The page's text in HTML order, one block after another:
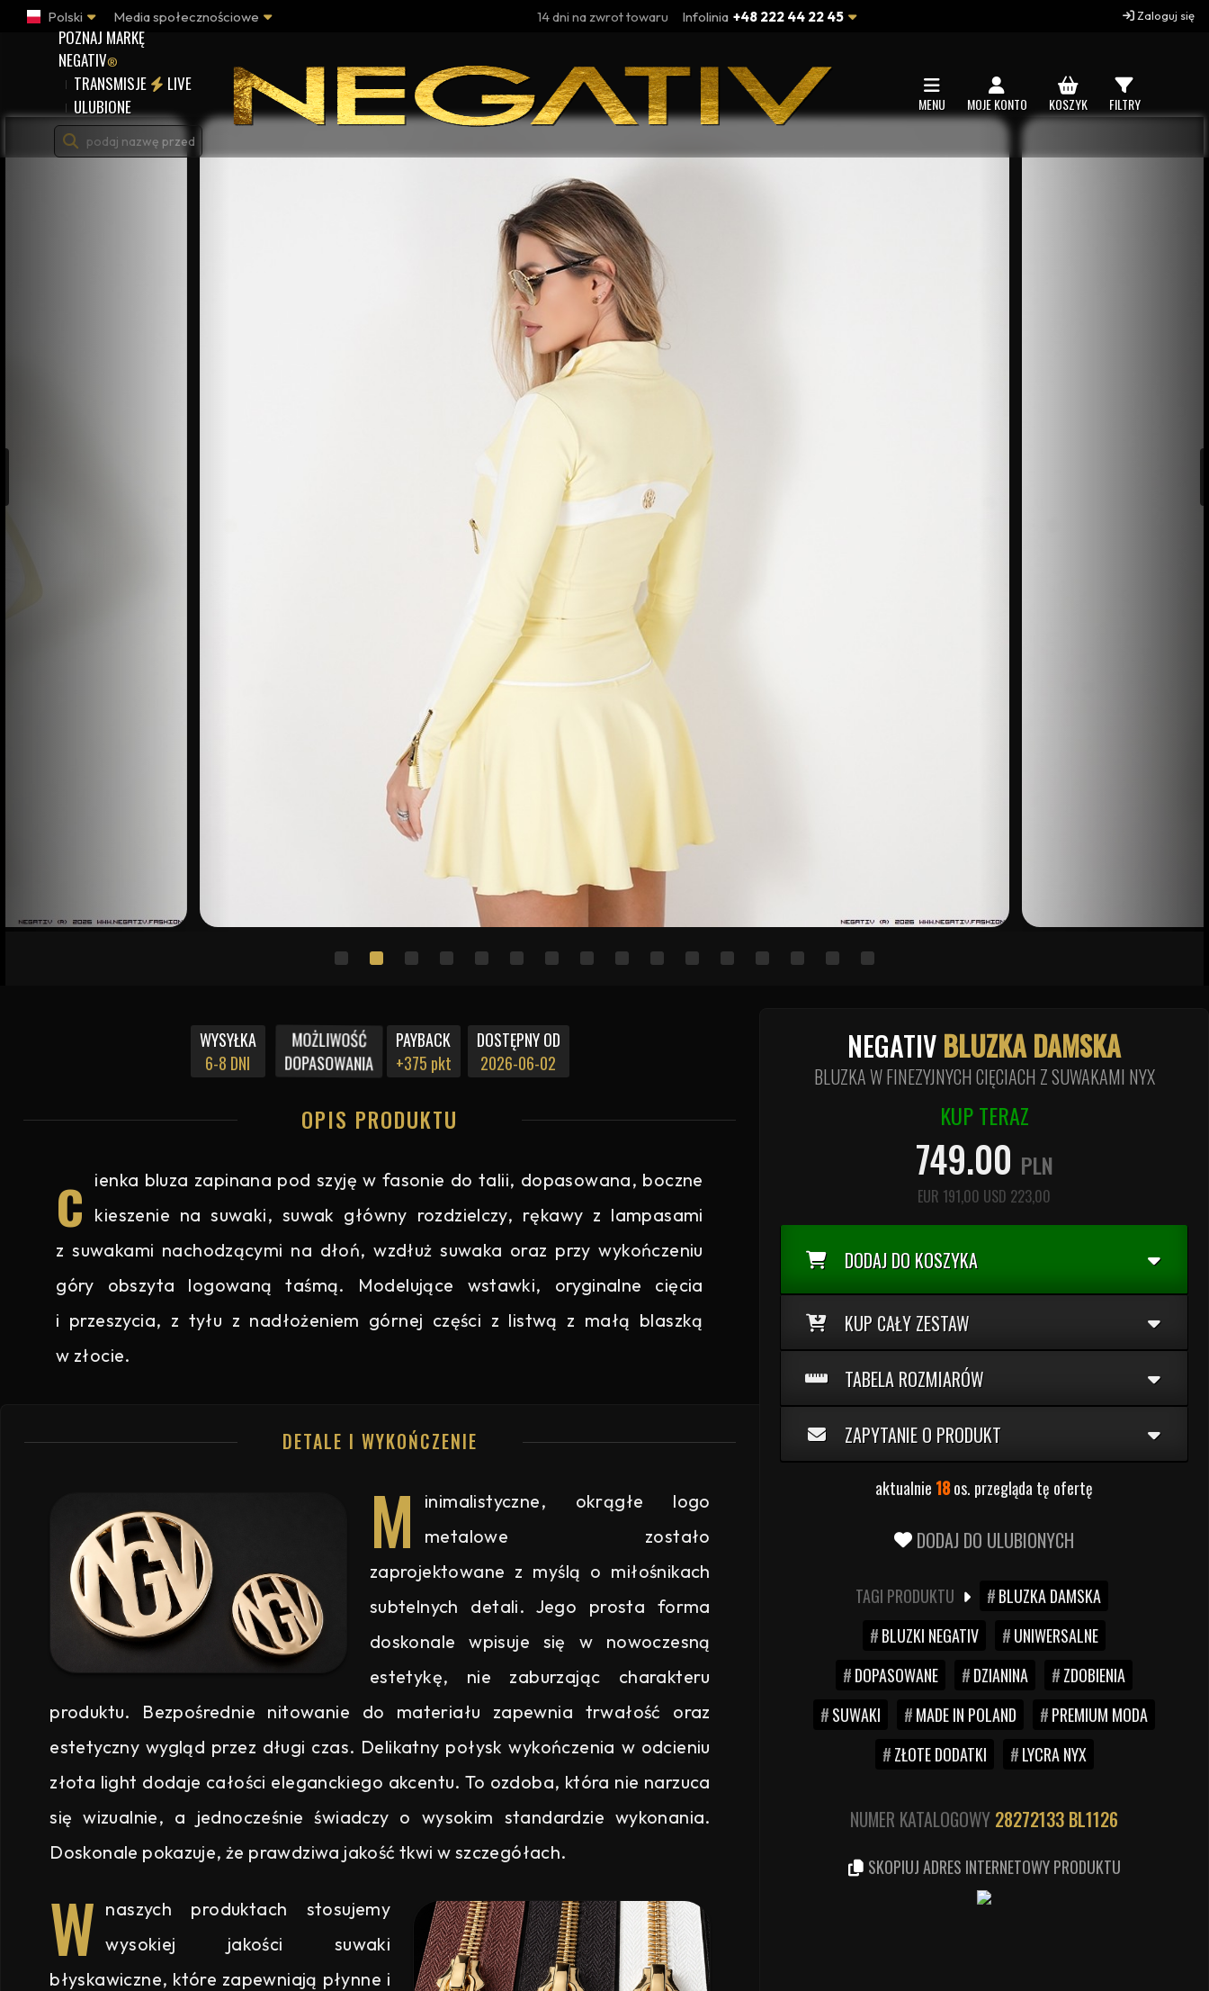
Polski Media społecznościowe 14 dni na zwrot towaru Infolinia +48 222 44 22 45 Zaloguj się
POZNAJ MARKĘ
NEGATIV®
TRANSMISJE
LIVE
ULUBIONE
MENU MOJE KONTO KOSZYK FILTRY
WYSYŁKA
6-8 DNI
MOŻLIWOŚĆ
DOPASOWANIA
PAYBACK
+375 pkt
DOSTĘPNY OD
2026-06-02
OPIS PRODUKTU
c ienka bluza zapinana pod szyję w fasonie do talii, dopasowana, boczne
kieszenie na suwaki, suwak główny rozdzielczy, rękawy z lampasami
z suwakami nachodzącymi na dłoń, wzdłuż suwaka oraz przy wykończeniu
góry obszyta logowaną taśmą. Modelujące wstawki, oryginalne cięcia
i przeszycia, z tyłu z nadłożeniem górnej części z listwą z małą blaszką
w złocie.
DETALE I WYKOŃCZENIE
M
inimalistyczne, okrągłe logo
metalowe zostało
zaprojektowane z myślą o miłośnikach
subtelnych detali. Jego prosta forma
doskonale wpisuje się w nowoczesną
estetykę, nie zaburzając charakteru
produktu. Bezpośrednie nitowanie do materiału zapewnia trwałość oraz
estetyczny wygląd przez długi czas. Delikatny połysk wykończenia w odcieniu
złota light dodaje całości eleganckiego akcentu. To ozdoba, która nie narzuca
się wizualnie, a jednocześnie świadczy o wysokim standardzie wykonania.
Doskonale pokazuje, że prawdziwa jakość tkwi w szczegółach.
W naszych produktach stosujemy
wysokiej jakości suwaki
błyskawiczne, które zapewniają płynne i
NEGATIV BLUZKA DAMSKA
BLUZKA W FINEZYJNYCH CIĘCIACH Z SUWAKAMI NYX
KUP TERAZ
749.00 PLN
EUR 191,00 USD 223,00
DODAJ DO KOSZYKA
KUP CAŁY ZESTAW
TABELA ROZMIARÓW
ZAPYTANIE O PRODUKT
aktualnie 18os. przegląda tę ofertę
DODAJ DO ULUBIONYCH
TAGI PRODUKTU
BLUZKA DAMSKA
BLUZKI NEGATIV
UNIWERSALNE
DOPASOWANE
DZIANINA
ZDOBIENIA
SUWAKI
MADE IN POLAND
PREMIUM MODA
ZŁOTE DODATKI
LYCRA NYX
NUMER KATALOGOWY 28272133 BL1126
SKOPIUJ ADRES INTERNETOWY PRODUKTU